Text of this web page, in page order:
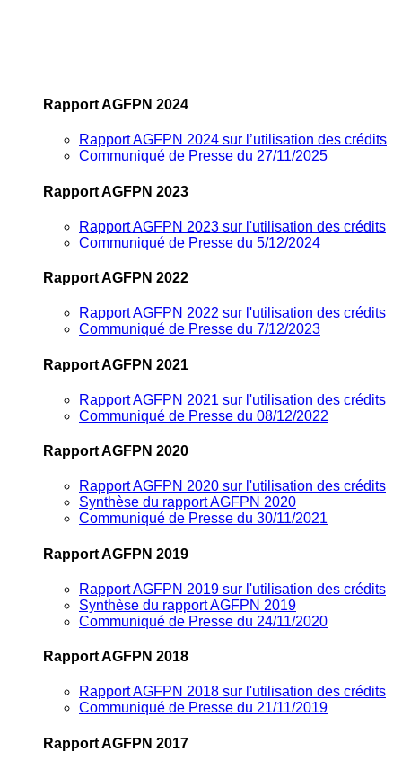
Rapport AGFPN 2024
Rapport AGFPN 2024 sur l’utilisation des crédits
Communiqué de Presse du 27/11/2025
Rapport AGFPN 2023
Rapport AGFPN 2023 sur l'utilisation des crédits
Communiqué de Presse du 5/12/2024
Rapport AGFPN 2022
Rapport AGFPN 2022 sur l'utilisation des crédits
Communiqué de Presse du 7/12/2023
Rapport AGFPN 2021
Rapport AGFPN 2021 sur l'utilisation des crédits
Communiqué de Presse du 08/12/2022
Rapport AGFPN 2020
Rapport AGFPN 2020 sur l'utilisation des crédits
Synthèse du rapport AGFPN 2020
Communiqué de Presse du 30/11/2021
Rapport AGFPN 2019
Rapport AGFPN 2019 sur l'utilisation des crédits
Synthèse du rapport AGFPN 2019
Communiqué de Presse du 24/11/2020
Rapport AGFPN 2018
Rapport AGFPN 2018 sur l'utilisation des crédits
Communiqué de Presse du 21/11/2019
Rapport AGFPN 2017